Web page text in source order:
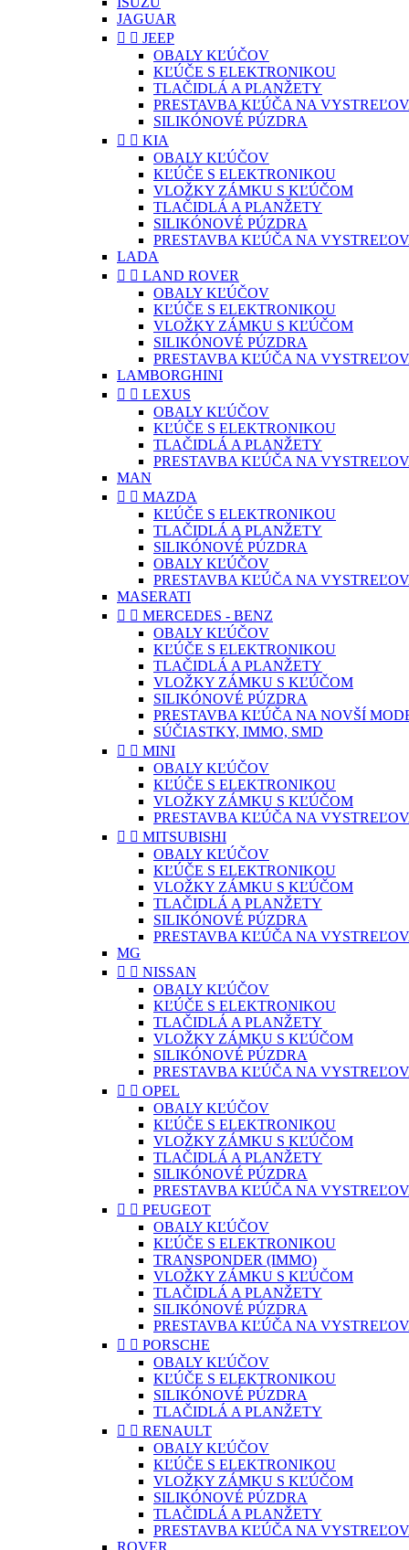
JAGUAR
  JEEP
OBALY KĽÚČOV
KĽÚČE S ELEKTRONIKOU
TLAČIDLÁ A PLANŽETY
PRESTAVBA KĽÚČA NA
SILIKÓNOVÉ PÚZDRA
  KIA
OBALY KĽÚČOV
KĽÚČE S ELEKTRONIKOU
VLOŽKY ZÁMKU S KĽÚČOM
TLAČIDLÁ A PLANŽETY
SILIKÓNOVÉ PÚZDRA
PRESTAVBA KĽÚČA NA
LADA
  LAND ROVER
OBALY KĽÚČOV
KĽÚČE S ELEKTRONIKOU
VLOŽKY ZÁMKU S KĽÚČOM
SILIKÓNOVÉ PÚZDRA
PRESTAVBA KĽÚČA NA
LAMBORGHINI
  LEXUS
OBALY KĽÚČOV
KĽÚČE S ELEKTRONIKOU
TLAČIDLÁ A PLANŽETY
PRESTAVBA KĽÚČA NA
MAN
  MAZDA
KĽÚČE S ELEKTRONIKOU
TLAČIDLÁ A PLANŽETY
SILIKÓNOVÉ PÚZDRA
OBALY KĽÚČOV
PRESTAVBA KĽÚČA NA
MASERATI
  MERCEDES - BENZ
OBALY KĽÚČOV
KĽÚČE S ELEKTRONIKOU
TLAČIDLÁ A PLANŽETY
VLOŽKY ZÁMKU S KĽÚČOM
SILIKÓNOVÉ PÚZDRA
PRESTAVBA KĽÚČA NA NOVŠÍ
SÚČIASTKY, IMMO, SMD
  MINI
OBALY KĽÚČOV
KĽÚČE S ELEKTRONIKOU
VLOŽKY ZÁMKU S KĽÚČOM
PRESTAVBA KĽÚČA NA
  MITSUBISHI
OBALY KĽÚČOV
KĽÚČE S ELEKTRONIKOU
VLOŽKY ZÁMKU S KĽÚČOM
TLAČIDLÁ A PLANŽETY
SILIKÓNOVÉ PÚZDRA
PRESTAVBA KĽÚČA NA
MG
  NISSAN
OBALY KĽÚČOV
KĽÚČE S ELEKTRONIKOU
TLAČIDLÁ A PLANŽETY
VLOŽKY ZÁMKU S KĽÚČOM
SILIKÓNOVÉ PÚZDRA
PRESTAVBA KĽÚČA NA
  OPEL
OBALY KĽÚČOV
KĽÚČE S ELEKTRONIKOU
VLOŽKY ZÁMKU S KĽÚČOM
TLAČIDLÁ A PLANŽETY
SILIKÓNOVÉ PÚZDRA
PRESTAVBA KĽÚČA NA
  PEUGEOT
OBALY KĽÚČOV
KĽÚČE S ELEKTRONIKOU
TRANSPONDER (IMMO)
VLOŽKY ZÁMKU S KĽÚČOM
TLAČIDLÁ A PLANŽETY
SILIKÓNOVÉ PÚZDRA
PRESTAVBA KĽÚČA NA
  PORSCHE
OBALY KĽÚČOV
KĽÚČE S ELEKTRONIKOU
SILIKÓNOVÉ PÚZDRA
TLAČIDLÁ A PLANŽETY
  RENAULT
OBALY KĽÚČOV
KĽÚČE S ELEKTRONIKOU
VLOŽKY ZÁMKU S KĽÚČOM
SILIKÓNOVÉ PÚZDRA
TLAČIDLÁ A PLANŽETY
PRESTAVBA KĽÚČA NA
ROVER